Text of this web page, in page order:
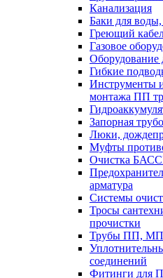
Канализация
Баки для воды,
Греющий
Газовое
Оборудование
Гибкие
Инструменты
монтажа ПП
Запорная
Люки,
Муфты
Очистка
арматура
Системы
Тросы
прочистки
Трубы ПП,
соединений
Фитинги